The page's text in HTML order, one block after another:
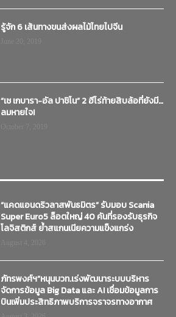
รู้จัก 6 เส้นทางขนส่งผลไม้ไทยไปจีน
“เช เกบารา-อัล ปาชิโน” 2 ฮีโร่ท้ายสิบล้อที่ยังมี…
ลมหายใจ!
“แคดแอนดริวลาสพันธมิตร” รับมอบ Scania
Super Euro5 ล็อตใหญ่ 40 คันที่รองรับธุรกิจ
โลจิสติกส์ ย้ำสแกนเนียความแข็งแกร่ง
ภัทรพงศ์ฯ”หนุนบวท.เร่งพัฒนาระบบบริหาร
จัดการข้อมูล Big Data และ AI เชื่อมข้อมูลการ
บินเพิ่มประสิทธิภาพบริการจราจรทางอากาศ